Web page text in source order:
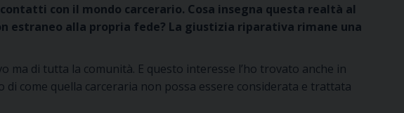
con il mondo carcerario. Cosa insegna questa realtà al
estraneo alla propria fede? La giustizia riparativa rimane una
ma di tutta la comunità. E questo interesse l’ho trovato anche in
come quella carceraria non possa essere considerata e trattata